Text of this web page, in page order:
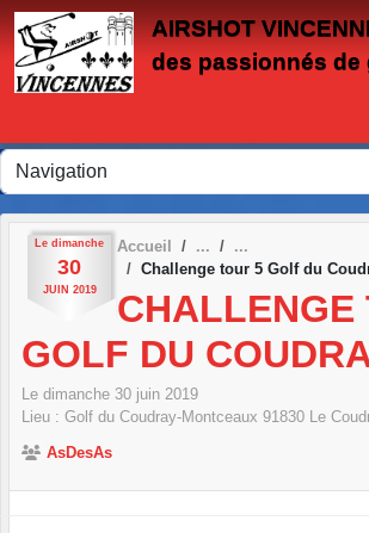
AIRSHOT
des passionnés de
Le dimanche
30
JUIN 2019
Accueil
Challenge tour 5 Golf du
CHALLENGE
GOLF DU
Le dimanche 30 juin 2019
Lieu : Golf du Coudray-Montceaux 91830 Le
AsDesAs
Panneau de gestion des cookies